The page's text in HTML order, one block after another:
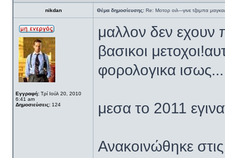
nikdan Θέμα δημοσίευσης: Re: Μοτορ οιλ---γινε τζαμπα
Εγγραφή: Τρί Ιούλ 20, 2010
6:41 am
Δημοσιεύσεις: 124
μαλλον δεν εχουν
βασικοι
φορολογικα ισως...
μεσα το 2011
Ανακοινώθηκε